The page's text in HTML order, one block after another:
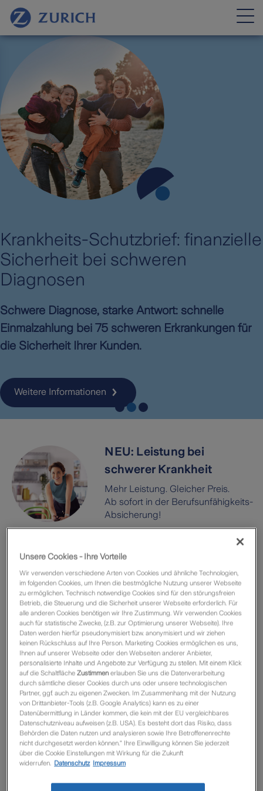
Krankheits-Schutzbrief: finanzielle
Sicherheit bei schweren
Diagnosen
Schwere Diagnose, starke Antwort: schnelle
Einmalzahlung bei 75 schweren Erkrankungen für
die Sicherheit Ihrer Kunden.
Weitere Informationen
NEU: Leistung bei
schwerer Krankheit
Mehr Leistung. Gleicher Preis.
Ab sofort in der Berufsunfähigkeits-
Absicherung!
Mehr Infos auf der Produktseite
Alle Ihre persönlichen Anwendungen für Ihre tägliche
Arbeit
Meine Anwendungen
Unsere Cookies - Ihre Vorteile
Wir verwenden verschiedene Arten von Cookies und ähnliche Technologien,
im folgenden Cookies, um Ihnen die bestmögliche Nutzung unserer Webseite
zu ermöglichen. Technisch notwendige Cookies sind für den störungsfreien
Betrieb, die Steuerung und die Sicherheit unserer Webseite erforderlich. Für
alle anderen Cookies benötigen wir Ihre Zustimmung. Wir verwenden Cookies
auch für statistische Zwecke, (z.B. zur Optimierung unserer Webseite). Ihre
Daten werden hierfür pseudonymisiert bzw. anonymisiert und wir ziehen
keinen Rückschluss auf Ihre Person. Marketing Cookies ermöglichen es uns,
Ihnen auf unserer Webseite oder den Webseiten anderer Anbieter,
personalisierte Inhalte und Angebote zur Verfügung zu stellen. Mit einem Klick
auf die SchaltflächeZustimmenerlauben Sie uns die Datenverarbeitung
durch sämtliche dieser Cookies durch uns oder unsere technologischen
Partner, ggf. auch zu eigenen Zwecken. Im Zusammenhang mit der Nutzung
von Drittanbieter-Tools (z.B. Google Analytics) kann es zu einer
Datenübermittlung in Länder kommen, die kein mit der EU vergleichbares
Datenschutzniveau aufweisen (z.B. USA). Es besteht dort das Risiko, dass
Behörden die Daten nutzen und analysieren sowie Ihre Betroffenenrechte
nicht durchgesetzt werden können.“ Ihre Einwilligung können Sie jederzeit
über die Cookie Einstellungen mit Wirkung für die Zukunft
widerrufen.
Datenschutz Impressum